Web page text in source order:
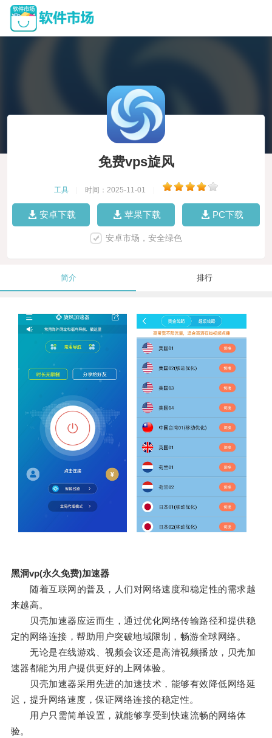
免费vps旋风
工具 时间：2025-11-01
安卓下载 苹果下载 PC下载
安卓市场，安全绿色
简介 排行
黑洞vp(永久免费)加速器
随着互联网的普及，人们对网络速度和稳定性的需求越
来越高。
贝壳加速器应运而生，通过优化网络传输路径和提供稳
定的网络连接，帮助用户突破地域限制，畅游全球网络。
无论是在线游戏、视频会议还是高清视频播放，贝壳加
速器都能为用户提供更好的上网体验。
贝壳加速器采用先进的加速技术，能够有效降低网络延
迟，提升网络速度，保证网络连接的稳定性。
用户只需简单设置，就能够享受到快速流畅的网络体
验。